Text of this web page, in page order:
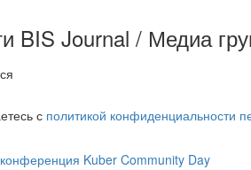
BIS Journal / Медиа
с политикой конфиденциальности
Kuber Community Day